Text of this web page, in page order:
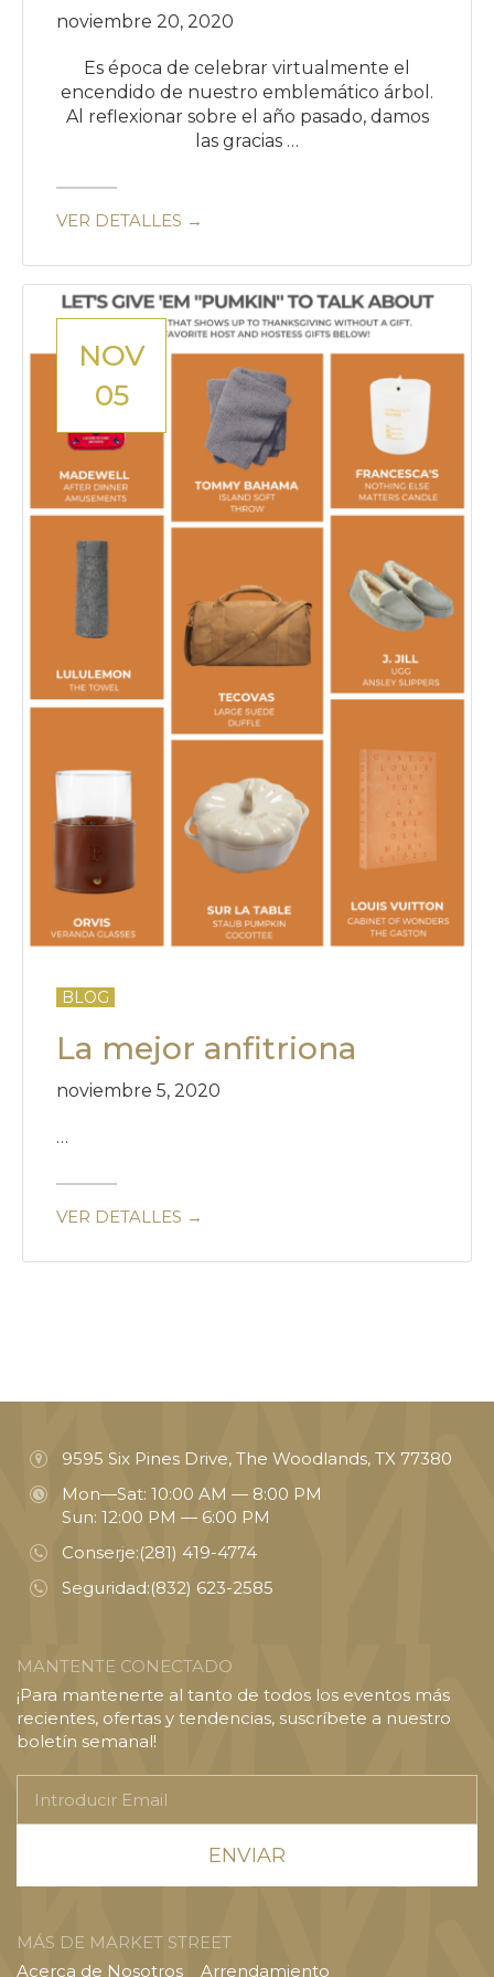
noviembre 20, 2020
Es época de celebrar virtualmente el
encendido de nuestro emblemático árbol.
Al reflexionar sobre el año pasado, damos
las gracias …
VER DETALLES →
NOV
05
BLOG
La mejor anfitriona
noviembre 5, 2020
…
VER DETALLES →
9595 Six Pines Drive, The Woodlands, TX 77380
Mon—Sat: 10:00 AM — 8:00 PM
Sun: 12:00 PM — 6:00 PM
Conserje:(281) 419-4774
Seguridad:(832) 623-2585
MANTENTE CONECTADO
¡Para mantenerte al tanto de todos los eventos más
recientes, ofertas y tendencias, suscríbete a nuestro
boletín semanal!
Email
MÁS DE MARKET STREET
Acerca de Nosotros
Arrendamiento